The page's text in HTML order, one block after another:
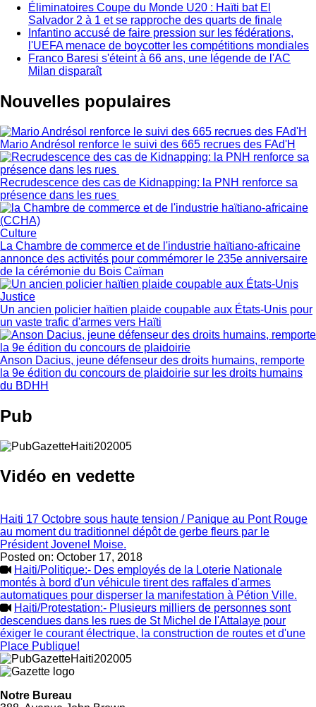
Éliminatoires Coupe du Monde U20 : Haïti bat El
Salvador 2 à 1 et se rapproche des quarts de finale
Infantino accusé de faire pression sur les fédérations,
l'UEFA menace de boycotter les compétitions mondiales
Franco Baresi s'éteint à 66 ans, une légende de l'AC
Milan disparaît
Nouvelles populaires
Mario Andrésol renforce le suivi des 665 recrues des FAd'H
Recrudescence des cas de Kidnapping: la PNH renforce sa
présence dans les rues
Culture
La Chambre de commerce et de l'industrie haïtiano-africaine
annonce des activités pour commémorer le 235e anniversaire
de la cérémonie du Bois Caïman
Justice
Un ancien policier haïtien plaide coupable aux États-Unis pour
un vaste trafic d'armes vers Haïti
Anson Dacius, jeune défenseur des droits humains, remporte
la 9e édition du concours de plaidoirie sur les droits humains
du BDHH
Pub
Vidéo en vedette
Haiti 17 Octobre sous haute tension / Panique au Pont Rouge
au moment du traditionnel dépôt de gerbe fleurs par le
Président Jovenel Moise.
Posted on: October 17, 2018
Haiti/Politique:- Des employés de la Loterie Nationale
montés à bord d'un véhicule tirent des raffales d'armes
automatiques pour disperser la manifestation à Pétion Ville.
Haiti/Protestation:- Plusieurs milliers de personnes sont
descendues dans les rues de St Michel de l'Attalaye pour
éxiger le courant électrique, la construction de routes et d'une
Place Publique!
Notre Bureau